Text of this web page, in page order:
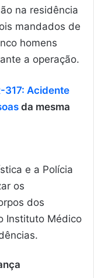
na residência
mandados de
homens
a operação.
317: Acidente
da mesma
e a Polícia
os
dos
Instituto Médico